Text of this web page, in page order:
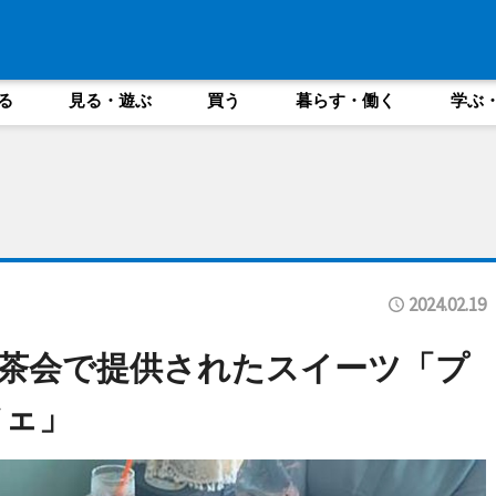
見る・遊ぶ 買う 暮らす・働く 学ぶ
2024.02.19
会で提供されたスイーツ「プ
」